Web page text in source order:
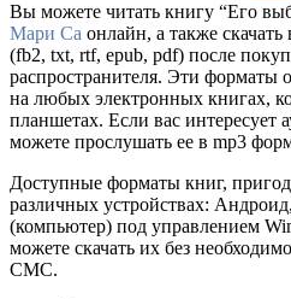
Вы можете читать книгу “Его
Мари Са онлайн, а также
(fb2, txt, rtf, epub, pdf) после
распространителя. Эти форматы
на любых электронных книгах,
планшетах. Если вас интересует
можете прослушать ее в mp3
Доступные форматы книг,
различных устройствах:
(компьютер) под управлением
можете скачать их без
СМС.